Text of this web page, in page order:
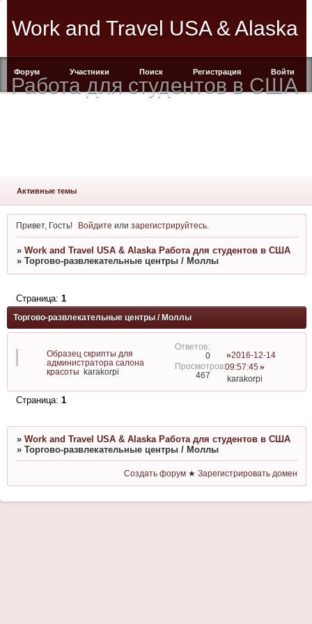
Work and Travel USA & Alaska
Работа для студентов в США
Форум Участники Поиск Регистрация Войти
Активные темы
Привет, Гость! Войдите илизарегистрируйтесь
» Work and Travel USA & Alaska Работа для студентов в США
» Торгово-развлекательные центры / Моллы
Торгово-развлекательные центры / Моллы
Страница: 1
Образец скрипты для
администратора салона
красоты
karakorpi
0
467
2016-12-14
09:57:45
karakorpi
Страница: 1
» Work and Travel USA & Alaska Работа для студентов в США
» Торгово-развлекательные центры / Моллы
Создать форум ★Зарегистрировать домен